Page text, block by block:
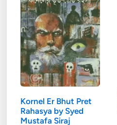
Kornel Er Bhut Pret
Rahasya by Syed
Mustafa Siraj